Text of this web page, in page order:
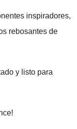
inspiradores,
rebosantes de
y listo para